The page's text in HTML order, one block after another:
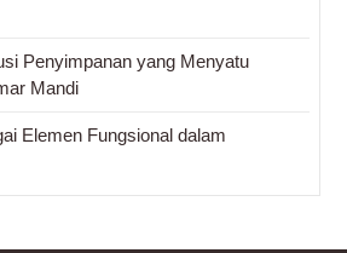
Penyimpanan yang Menyatu
Mandi
Elemen Fungsional dalam